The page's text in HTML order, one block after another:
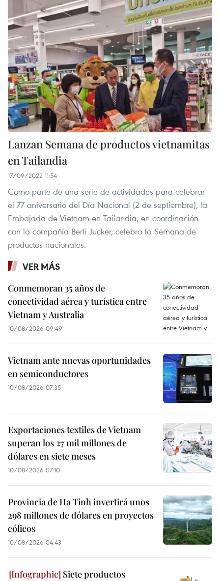
Lanzan Semana de productos vietnamitas
en Tailandia
17/09/2022 11:54
Como parte de una serie de actividades para celebrar
el 77 aniversario del Día Nacional (2 de septiembre), la
Embajada de Vietnam en Tailandia, en coordinación
con la compañía Berli Jucker, celebra la Semana de
productos nacionales.
VER MÁS
Conmemoran 35 años de
conectividad aérea y turística entre
Vietnam y Australia
10/08/2026 09:49
Vietnam ante nuevas oportunidades
en semiconductores
10/08/2026 07:35
Exportaciones textiles de Vietnam
superan los 27 mil millones de
dólares en siete meses
10/08/2026 07:10
Provincia de Ha Tinh invertirá unos
298 millones de dólares en proyectos
eólicos
10/08/2026 04:43
Siete productos